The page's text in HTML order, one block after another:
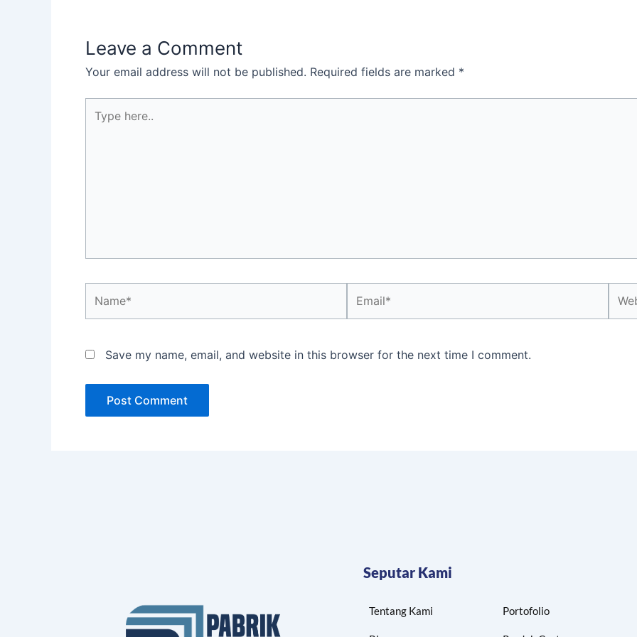
Leave a Comment
Your email address will not be published. Required fields are marked *
here..
Save my name, email, and website in this browser for the next time I comment.
Seputar Kami
Tentang Kami Portofolio